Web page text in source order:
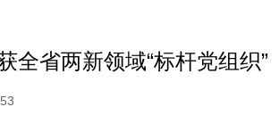
全省两新领域“标杆党组织”